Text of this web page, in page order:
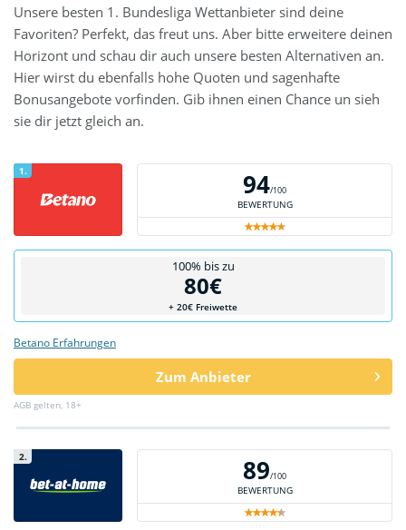
Unsere besten 1. Bundesliga Wettanbieter sind deine
Favoriten? Perfekt, das freut uns. Aber bitte erweitere deinen
Horizont und schau dir auch unsere besten Alternativen an.
Hier wirst du ebenfalls hohe Quoten und sagenhafte
Bonusangebote vorfinden. Gib ihnen einen Chance un sieh
sie dir jetzt gleich an.
1. 94/100
BEWERTUNG
100% bis zu
80€
+ 20€ Freiwette
Betano Erfahrungen
Zum Anbieter
AGB gelten, 18+
2. 89/100
BEWERTUNG